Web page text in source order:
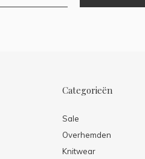
Categorieën
Sale
Overhemden
Knitwear